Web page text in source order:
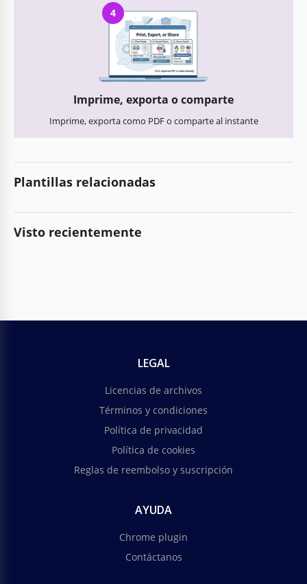
4
Imprime, exporta o comparte
Imprime, exporta como PDF o comparte al instante
Plantillas relacionadas
Visto recientemente
LEGAL
Licencias de archivos
Términos y condiciones
Política de privacidad
Política de cookies
Reglas de reembolso y suscripción
AYUDA
Chrome plugin
Contáctanos